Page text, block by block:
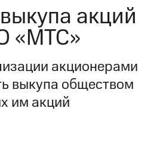
акций
«МТС»
акционерами
выкупа обществом
им акций